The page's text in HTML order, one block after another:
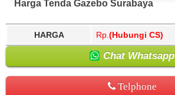
Harga Tenda Gazebo Surabaya
HARGA Rp. (Hubungi CS)
Chat Whatsapp
Telphone